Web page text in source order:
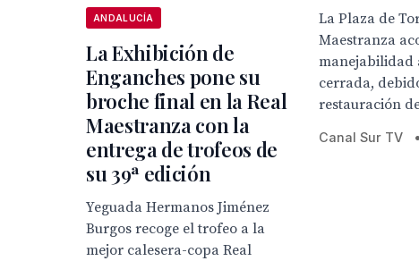
La Plaza de
Maestranza
manejabilidad
cerrada,
restauración
Canal Sur TV •
ANDALUCÍA
La Exhibición de
Enganches pone su
broche final en la Real
Maestranza con la
entrega de trofeos de
su 39ª edición
Yeguada Hermanos Jiménez
Burgos recoge el trofeo a la
mejor calesera-copa Real